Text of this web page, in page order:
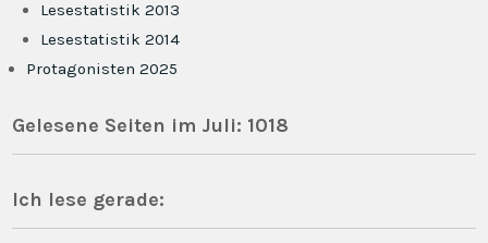
Lesestatistik 2013
Lesestatistik 2014
Protagonisten 2025
Gelesene Seiten im Juli: 1018
Ich lese gerade: